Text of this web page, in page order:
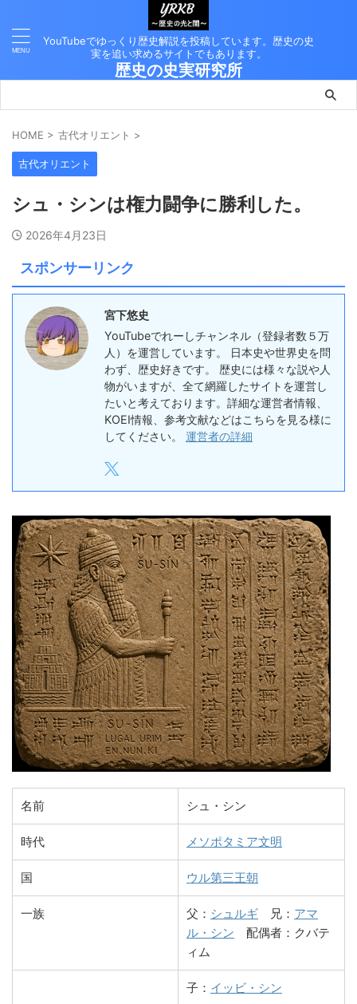
YouTubeでゆっくり歴史解説を投稿しています。歴史の史
実を追い求めるサイトでもあります。
歴史の史実研究所
HOME > 古代オリエント >
古代オリエント
シュ・シンは権力闘争に勝利した。
2026年4月23日
スポンサーリンク
宮下悠史
YouTubeでれーしチャンネル（登録者数５万
人）を運営しています。 日本史や世界史を問
わず、歴史好きです。 歴史には様々な説や人
物がいますが、全て網羅したサイトを運営し
たいと考えております。詳細な運営者情報、
KOEI情報、参考文献などはこちらを見る様に
してください。 運営者の詳細
名前 シュ・シン
時代 メソポタミア文明
国 ウル第三王朝
一族 父： シュルギ 兄： アマ
ル・シン 配偶者：クバテ
ィム
子： イッビ・シン